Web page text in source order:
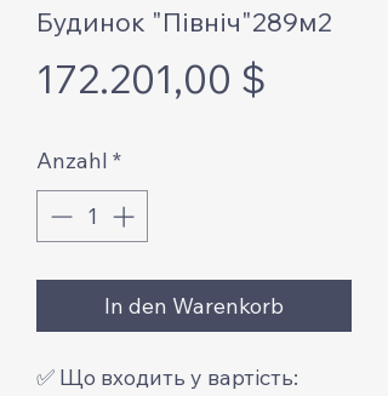
Будинок "Північ"289м2
172.201,00 $
Anzahl *
In den Warenkorb
✅ Що входить у вартість: